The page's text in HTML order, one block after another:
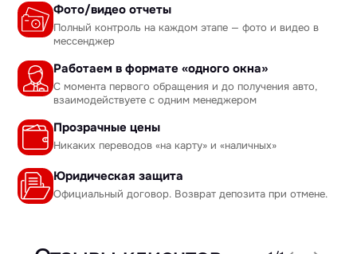
Фото/видео отчеты
Полный контроль на каждом этапе — фото и видео в
мессенджер
Работаем в формате «одного окна»
С момента первого обращения и до получения авто,
взаимодействуете с одним менеджером
Прозрачные цены
Никаких переводов «на карту» и «наличных»
Юридическая защита
Официальный договор. Возврат депозита при отмене.